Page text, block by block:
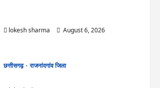
lokesh sharma
August 6, 2026
छत्तीसगढ़
राजनांदगांव जिला